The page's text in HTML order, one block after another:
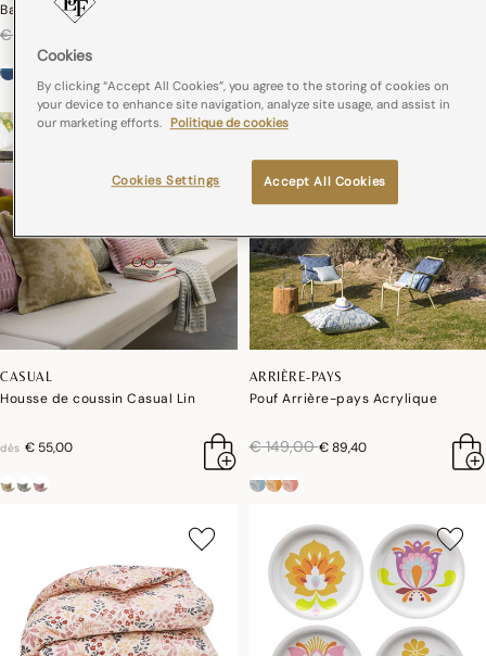
Baroque Lin
réduction de
€ 55,00
+2
CASUAL
Housse de coussin Casual Lin
dès € 55,00
ARRIÈRE-PAYS
Pouf Arrière-pays Acrylique
réduction de
€ 149,00à
€ 89,40
Cookies
By clicking “Accept All Cookies”, you agree to the storing of cookies on
your device to enhance site navigation, analyze site usage, and assist in
our marketing efforts. Politique de cookies
Accept All Cookies
Cookies Settings